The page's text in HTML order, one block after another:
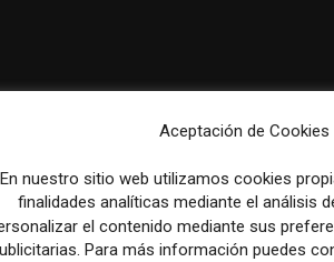
€.
Aceptación de Cookies
En nuestro sitio web utilizamos cookies
finalidades analíticas mediante el análisis
el contenido mediante sus
Para más información puedes